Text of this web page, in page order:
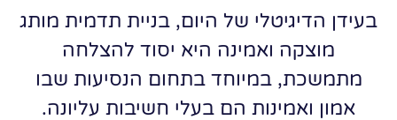
בעידן הדיגיטלי של היום, בניית תדמית מותג
מוצקה ואמינה היא יסוד להצלחה
מתמשכת, במיוחד בתחום הנסיעות שבו
אמון ואמינות הם בעלי חשיבות עליונה.